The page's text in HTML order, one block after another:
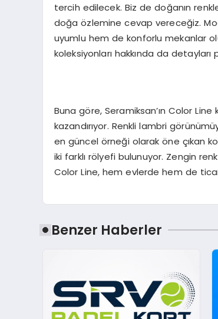
tercih edilecek. Biz de doğanın
doğa özlemine cevap vereceğiz.
uyumlu hem de konforlu mekanlar
koleksiyonları hakkında da detayları
Buna göre, Seramiksan’ın Color
kazandırıyor. Renkli lambri
en güncel örneği olarak öne çıkan
iki farklı rölyefi bulunuyor. Zengin
Color Line, hem evlerde hem de
Benzer Haberler